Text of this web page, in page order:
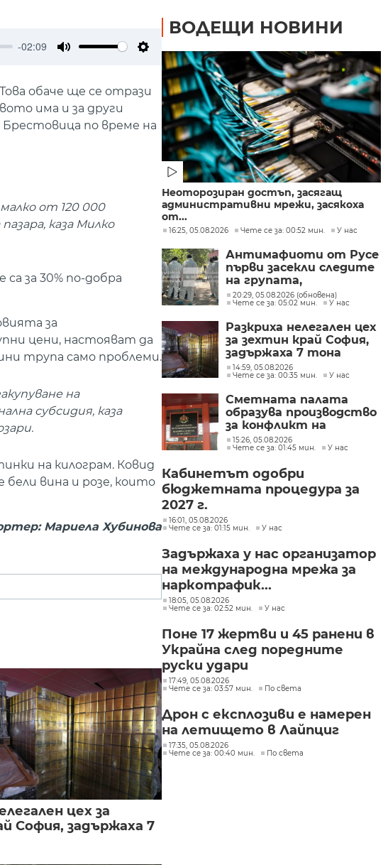
-02:09
Settings
обаче ще се отрази
има и за други
по време на
от 120 000
каза Милко
за 30% по-добра
за
цени, настояват да
трупа само проблеми.
на
субсидия, каза
на килограм. Ковид
бели вина и розе, които
Мариела Хубинова
цех за
София, задържаха 7
ВОДЕЩИ НОВИНИ
Неоторозиран достъп, засягащ
административни мрежи, засякоха
от...
16:25, 05.08.2026 Чете се за: 00:52 мин. У нас
Антимафиоти от Русе
първи засекли следите
на групата,
произвеждала
фентанил в София
20:29, 05.08.2026 (обновена)
Чете се за: 05:02 мин.
У нас
Разкриха нелегален цех
за зехтин край София,
задържаха 7 тона
продукт без марка
14:59, 05.08.2026
Чете се за: 00:35 мин.
У нас
Сметната палата
образува производство
за конфликт на
интереси при Делян
Пеевски
15:26, 05.08.2026
Чете се за: 01:45 мин.
У нас
Кабинетът одобри
бюджетната процедура за
2027 г.
16:01, 05.08.2026
Чете се за: 01:15 мин.
У нас
Задържаха у нас организатор
на международна мрежа за
наркотрафик...
18:05, 05.08.2026
Чете се за: 02:52 мин.
У нас
Поне 17 жертви и 45 ранени в
Украйна след поредните
руски удари
17:49, 05.08.2026
Чете се за: 03:57 мин.
По света
Дрон с експлозиви е намерен
на летището в Лайпциг
17:35, 05.08.2026
Чете се за: 00:40 мин.
По света